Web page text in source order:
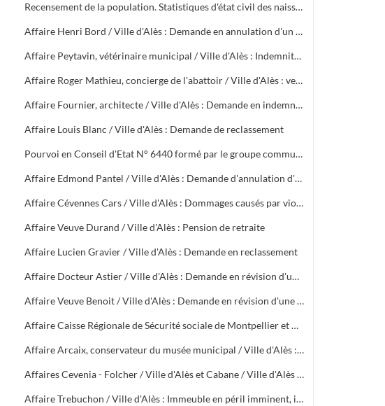
Recensement de la population. Statistiques d'état civil des naissances et de la mortalité des années 1923 à 1942
Affaire Henri Bord / Ville d'Alès : Demande en annulation d'un arrêté de révocation
Affaire Peytavin, vétérinaire municipal / Ville d'Alès : Indemnité forfaitaire de cherté de vie
Affaire Roger Mathieu, concierge de l'abattoir / Ville d'Alès : versement retraite, titularisation
Affaire Fournier, architecte / Ville d'Alès : Demande en indemnité pour rupture abusive de contrat
Affaire Louis Blanc / Ville d'Alès : Demande de reclassement
Pourvoi en Conseil d'Etat N° 6440 formé par le groupe communiste du Conseil Municipal d'Alès contre une décision de rejet en date du 5 décembre 1949. Instance contre délibération du Conseil Municipal du 10 décembre 1948
Affaire Edmond Pantel / Ville d'Alès : Demande d'annulation d'un arrêté de mise à la retraite d'office
Affaire Cévennes Cars / Ville d'Alès : Dommages causés par violence à un autocar de la société
Affaire Veuve Durand / Ville d'Alès : Pension de retraite
Affaire Lucien Gravier / Ville d'Alès : Demande en reclassement
Affaire Docteur Astier / Ville d'Alès : Demande en révision d'une pension de retraite
Affaire Veuve Benoit / Ville d'Alès : Demande en révision d'une pension
Affaire Caisse Régionale de Sécurité sociale de Montpellier et Caisse Primaire de Sécurité sociale du Gard / Ville d'Alès : Demande de remboursement de sommes versées par accident sur la voie publique à M. Boissin
Affaire Arcaix, conservateur du musée municipal / Ville d'Alès : Demande en reclassement
Affaires Cevenia - Folcher / Ville d'Alès et Cabane / Ville d'Alès : Tarif des droits de pesage et mesurage (1912), non paiement de la taxe d'abattoir (1954 - 1956)
Affaire Trebuchon / Ville d'Alès : Immeuble en péril imminent, interdiction d'habiter ou de pénétrer, non renouvellement du bail des locaux situés, 18 rue Fabrerie